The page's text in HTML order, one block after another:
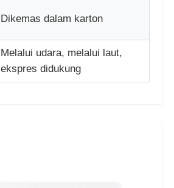
Dikemas dalam karton
Melalui udara, melalui laut,
ekspres didukung